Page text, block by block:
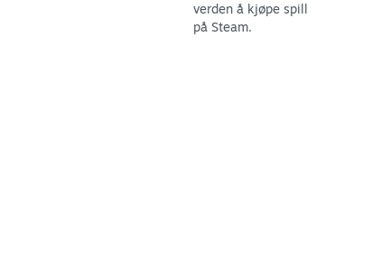
verden å kjøpe spill
på Steam.